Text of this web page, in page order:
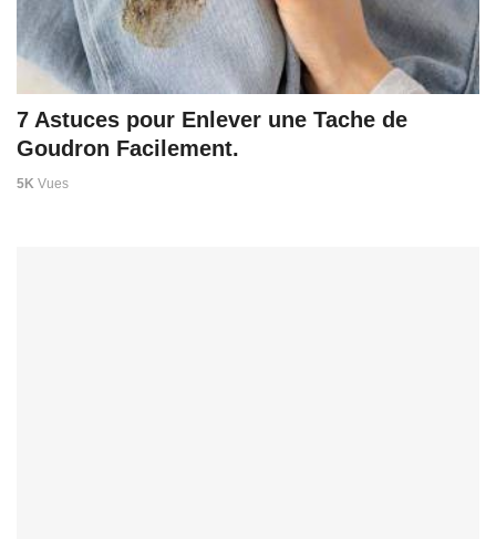
7 Astuces pour Enlever une Tache de
Goudron Facilement.
5K Vues